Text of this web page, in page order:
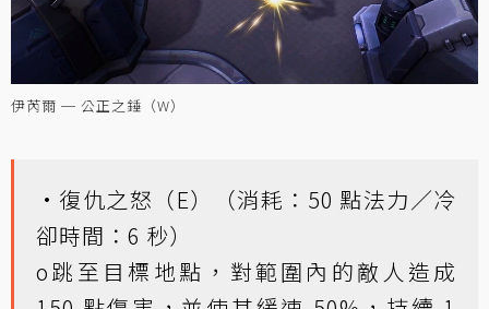
伊芮爾 ─ 公正之錘（W）
•復仇之怒（E）（消耗：50 點法力／冷
卻時間：6 秒）
o跳至目標地點，對範圍內的敵人造成